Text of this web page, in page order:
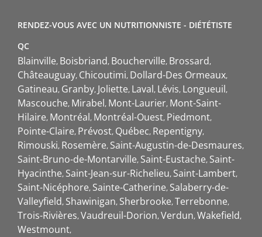
RENDEZ-VOUS AVEC UN NUTRITIONNISTE - DIÉTÉTISTE
QC
Blainville Boisbriand Boucherville Brossard
Châteauguay Chicoutimi Dollard-Des Ormeaux
Gatineau Granby Joliette Laval Lévis Longueuil
Mascouche Mirabel Mont-Laurier Mont-Saint-
Hilaire Montréal Montréal-Ouest Piedmont
Pointe-Claire Prévost Québec Repentigny
Rimouski Rosemère Saint-Augustin-de-Desmaures
Saint-Bruno-de-Montarville Saint-Eustache Saint-
Hyacinthe Saint-Jean-sur-Richelieu Saint-Lambert
Saint-Nicéphore Sainte-Catherine Salaberry-de-
Valleyfield Shawinigan Sherbrooke Terrebonne
Trois-Rivières Vaudreuil-Dorion Verdun Wakefield
Westmount